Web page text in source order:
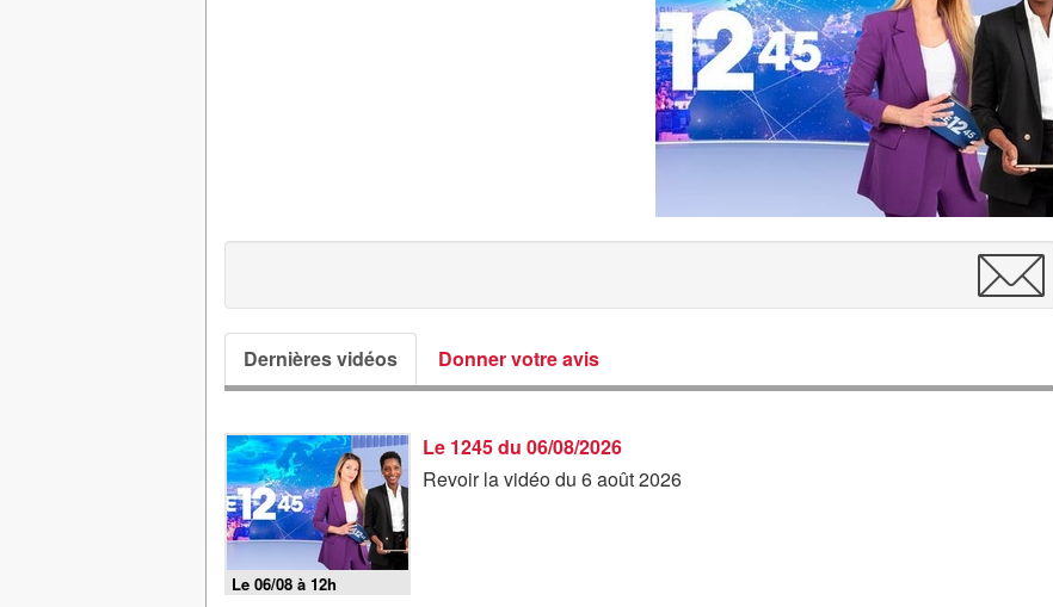
Dernières vidéos Donner votre avis
Le 06/08 à 12h
Le 1245 du 06/08/2026
Revoir la vidéo du 6 août 2026